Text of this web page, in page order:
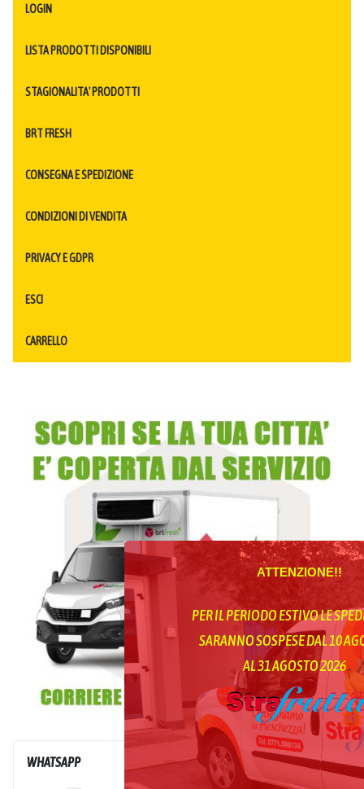
ATTENZIONE!!
PER IL PERIODO ESTIVO LE
SARANNO SOSPESE DAL 10
AL 31 AGOSTO 2026
LOGIN
LISTA PRODOTTI DISPONIBILI
STAGIONALITA' PRODOTTI
BRT FRESH
CONSEGNA E SPEDIZIONE
CONDIZIONI DI VENDITA
PRIVACY E GDPR
ESCI
CARRELLO
WHATSAPP